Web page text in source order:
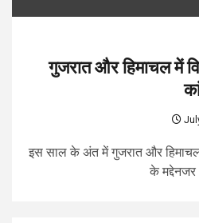
गुजरात और हिमाचल में
इस साल के अंत में गुजरात और हिमाचल
के